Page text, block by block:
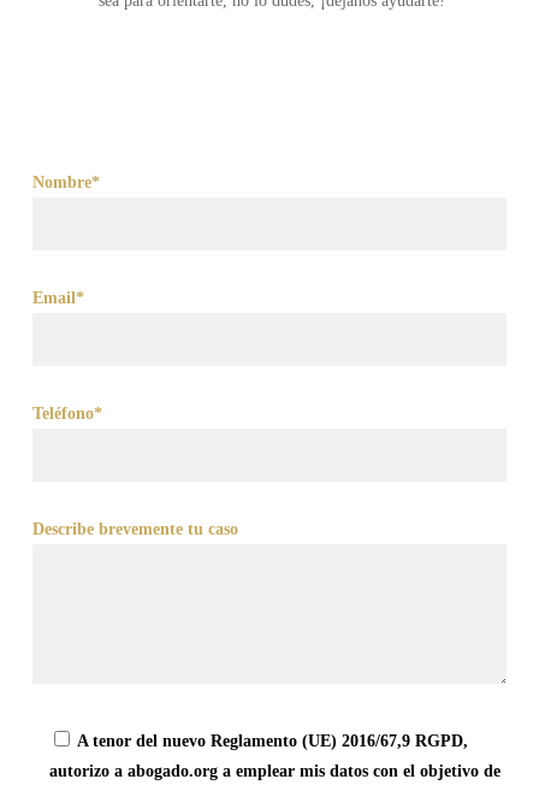
Nombre*
Email*
Teléfono*
Describe brevemente tu caso
A tenor del nuevo Reglamento (UE) 2016/67,9 RGPD,
autorizo a abogado.org a emplear mis datos con el objetivo de